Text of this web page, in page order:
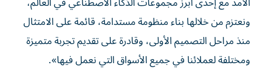
ونعتزم من خلالها بناء منظومة مستدامة، قائمة على الامتثال
منذ مراحل التصميم الأولى، وقادرة على تقديم تجربة متميزة
ومختلفة لعملائنا في جميع الأسواق التي نعمل فيها».